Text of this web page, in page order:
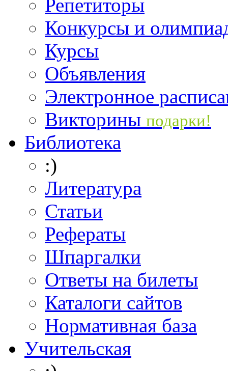
Репетиторы
Конкурсы и
Курсы
Объявления
Электронное
Викторины подарки!
Библиотека
:)
Литература
Статьи
Рефераты
Шпаргалки
Ответы на билеты
Каталоги сайтов
Нормативная база
Учительская